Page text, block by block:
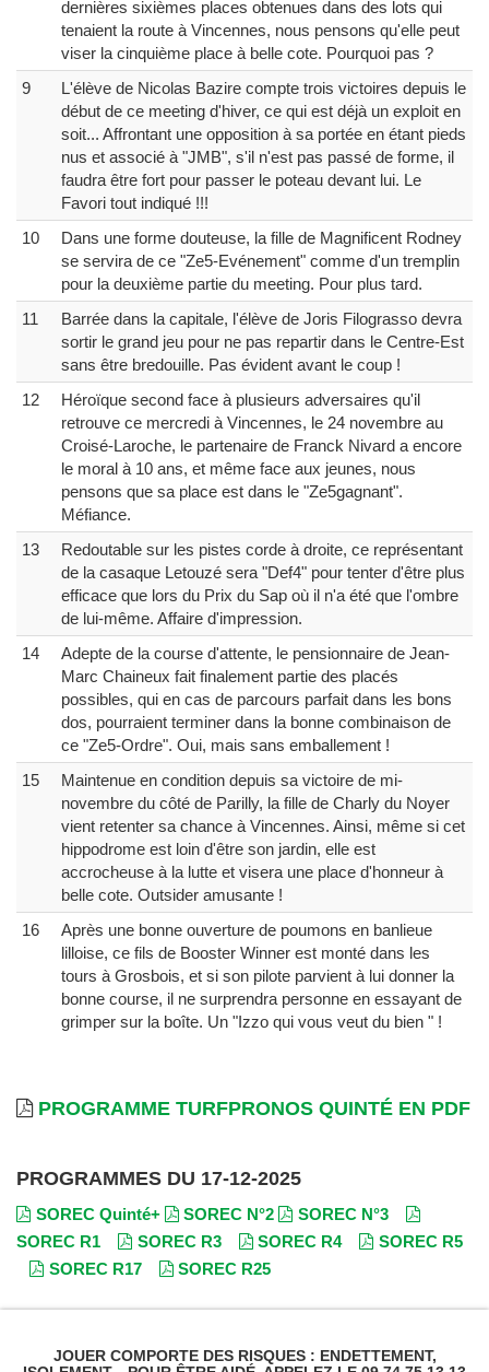
dernières sixièmes places obtenues dans des lots qui
tenaient la route à Vincennes, nous pensons qu'elle peut
viser la cinquième place à belle cote. Pourquoi pas ?
9
L'élève de Nicolas Bazire compte trois victoires depuis le
début de ce meeting d'hiver, ce qui est déjà un exploit en
soit... Affrontant une opposition à sa portée en étant pieds
nus et associé à "JMB", s'il n'est pas passé de forme, il
faudra être fort pour passer le poteau devant lui. Le
Favori tout indiqué !!!
10
Dans une forme douteuse, la fille de Magnificent Rodney
se servira de ce "Ze5-Evénement" comme d'un tremplin
pour la deuxième partie du meeting. Pour plus tard.
11
Barrée dans la capitale, l'élève de Joris Filograsso devra
sortir le grand jeu pour ne pas repartir dans le Centre-Est
sans être bredouille. Pas évident avant le coup !
12
Héroïque second face à plusieurs adversaires qu'il
retrouve ce mercredi à Vincennes, le 24 novembre au
Croisé-Laroche, le partenaire de Franck Nivard a encore
le moral à 10 ans, et même face aux jeunes, nous
pensons que sa place est dans le "Ze5gagnant".
Méfiance.
13
Redoutable sur les pistes corde à droite, ce représentant
de la casaque Letouzé sera "Def4" pour tenter d'être plus
efficace que lors du Prix du Sap où il n'a été que l'ombre
de lui-même. Affaire d'impression.
14
Adepte de la course d'attente, le pensionnaire de Jean-
Marc Chaineux fait finalement partie des placés
possibles, qui en cas de parcours parfait dans les bons
dos, pourraient terminer dans la bonne combinaison de
ce "Ze5-Ordre". Oui, mais sans emballement !
15
Maintenue en condition depuis sa victoire de mi-
novembre du côté de Parilly, la fille de Charly du Noyer
vient retenter sa chance à Vincennes. Ainsi, même si cet
hippodrome est loin d'être son jardin, elle est
accrocheuse à la lutte et visera une place d'honneur à
belle cote. Outsider amusante !
16
Après une bonne ouverture de poumons en banlieue
lilloise, ce fils de Booster Winner est monté dans les
tours à Grosbois, et si son pilote parvient à lui donner la
bonne course, il ne surprendra personne en essayant de
grimper sur la boîte. Un "Izzo qui vous veut du bien " !
PROGRAMME TURFPRONOS QUINTÉ EN PDF
PROGRAMMES DU 17-12-2025
SOREC Quinté+ SOREC N°2
SOREC N°3
SOREC R1
SOREC R3 SOREC R4
SOREC R5
SOREC R17
SOREC R25
JOUER COMPORTE DES RISQUES : ENDETTEMENT,